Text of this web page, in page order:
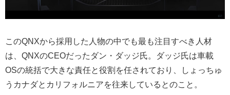
このQNXから採用した人物の中でも最も注目すべき人材
は、QNXのCEOだったダン・ダッジ氏。ダッジ氏は車載
OSの統括で大きな責任と役割を任されており、しょっちゅ
うカナダとカリフォルニアを往来しているとのこと。